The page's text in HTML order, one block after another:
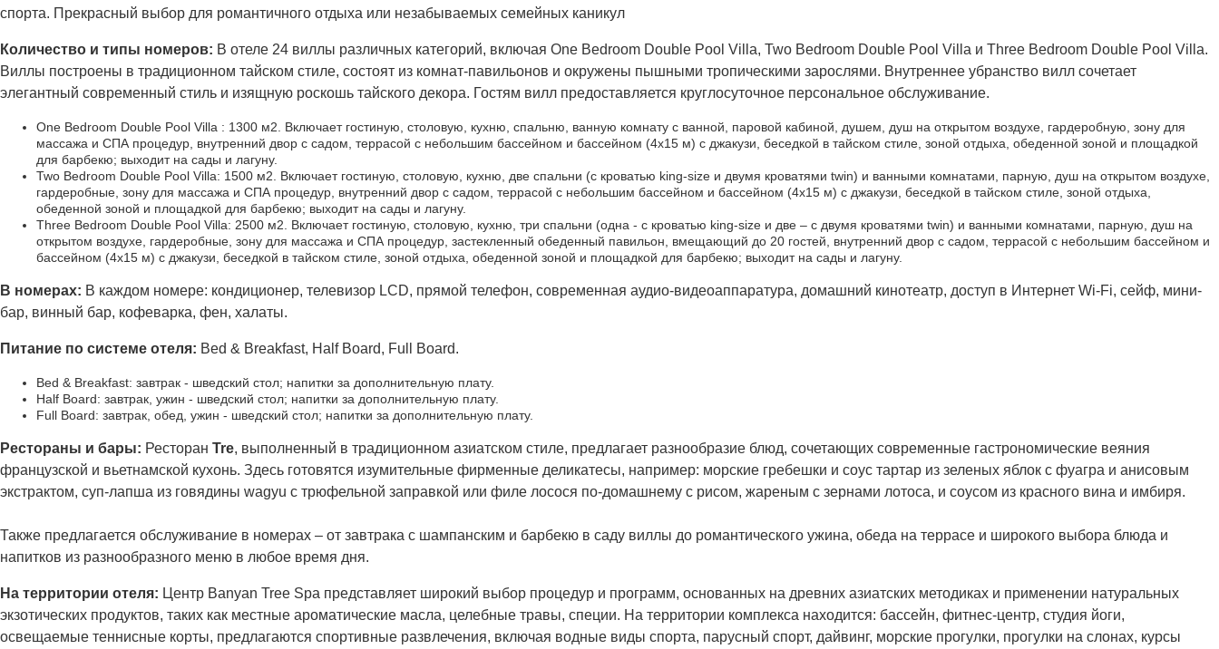
спорта. Прекрасный выбор для романтичного отдыха или незабываемых семейных каникул
Количество и типы номеров: В отеле 24 виллы различных категорий, включая One Bedroom Double Pool Villa, Two Bedroom Double Pool Villa и Three Bedroom Double Pool Villa.
Виллы построены в традиционном тайском стиле, состоят из комнат-павильонов и окружены пышными тропическими зарослями. Внутреннее убранство вилл сочетает
элегантный современный стиль и изящную роскошь тайского декора. Гостям вилл предоставляется круглосуточное персональное обслуживание.
One Bedroom Double Pool Villa : 1300 м2. Включает гостиную, столовую, кухню, спальню, ванную комнату с ванной, паровой кабиной, душем, душ на открытом воздухе, гардеробную, зону для
массажа и СПА процедур, внутренний двор с садом, террасой с небольшим бассейном и бассейном (4х15 м) с джакузи, беседкой в тайском стиле, зоной отдыха, обеденной зоной и площадкой
для барбекю; выходит на сады и лагуну.
Two Bedroom Double Pool Villa: 1500 м2. Включает гостиную, столовую, кухню, две спальни (с кроватью king-size и двумя кроватями twin) и ванными комнатами, парную, душ на открытом воздухе,
гардеробные, зону для массажа и СПА процедур, внутренний двор с садом, террасой с небольшим бассейном и бассейном (4х15 м) с джакузи, беседкой в тайском стиле, зоной отдыха,
обеденной зоной и площадкой для барбекю; выходит на сады и лагуну.
Three Bedroom Double Pool Villa: 2500 м2. Включает гостиную, столовую, кухню, три спальни (одна - с кроватью king-size и две – с двумя кроватями twin) и ванными комнатами, парную, душ на
открытом воздухе, гардеробные, зону для массажа и СПА процедур, застекленный обеденный павильон, вмещающий до 20 гостей, внутренний двор с садом, террасой с небольшим бассейном и
бассейном (4х15 м) с джакузи, беседкой в тайском стиле, зоной отдыха, обеденной зоной и площадкой для барбекю; выходит на сады и лагуну.
В номерах: В каждом номере: кондиционер, телевизор LCD, прямой телефон, современная аудио-видеоаппаратура, домашний кинотеатр, доступ в Интернет Wi-Fi, сейф, мини-
бар, винный бар, кофеварка, фен, халаты.
Питание по системе отеля: Bed & Breakfast, Half Board, Full Board.
Bed & Breakfast: завтрак - шведский стол; напитки за дополнительную плату.
Half Board: завтрак, ужин - шведский стол; напитки за дополнительную плату.
Full Board: завтрак, обед, ужин - шведский стол; напитки за дополнительную плату.
Рестораны и бары: Ресторан Tre, выполненный в традиционном азиатском стиле, предлагает разнообразие блюд, сочетающих современные гастрономические веяния
французской и вьетнамской кухонь. Здесь готовятся изумительные фирменные деликатесы, например: морские гребешки и соус тартар из зеленых яблок с фуагра и анисовым
экстрактом, суп-лапша из говядины wagyu с трюфельной заправкой или филе лосося по-домашнему с рисом, жареным с зернами лотоса, и соусом из красного вина и имбиря.
Также предлагается обслуживание в номерах – от завтрака с шампанским и барбекю в саду виллы до романтического ужина, обеда на террасе и широкого выбора блюда и
напитков из разнообразного меню в любое время дня.
На территории отеля: Центр Banyan Tree Spa представляет широкий выбор процедур и программ, основанных на древних азиатских методиках и применении натуральных
экзотических продуктов, таких как местные ароматические масла, целебные травы, специи. На территории комплекса находится: бассейн, фитнес-центр, студия йоги,
освещаемые теннисные корты, предлагаются спортивные развлечения, включая водные виды спорта, парусный спорт, дайвинг, морские прогулки, прогулки на слонах, курсы